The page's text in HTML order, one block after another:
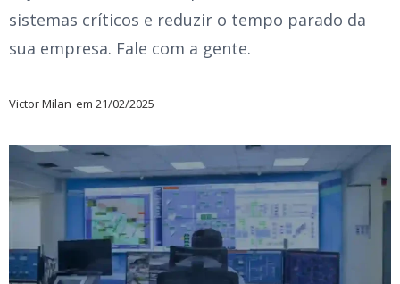
sistemas críticos e reduzir o tempo parado da
sua empresa. Fale com a gente.
Victor Milan em 21/02/2025